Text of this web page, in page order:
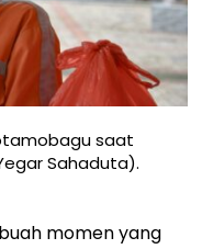
saat
Sahaduta).
momen yang